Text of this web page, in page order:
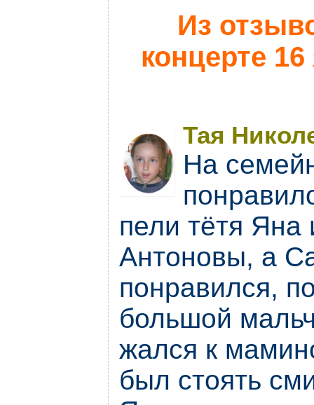
Из
концерте
Тая
На
пели тётя
Антоновы, а
понравился,
большой
жался к
был стоять